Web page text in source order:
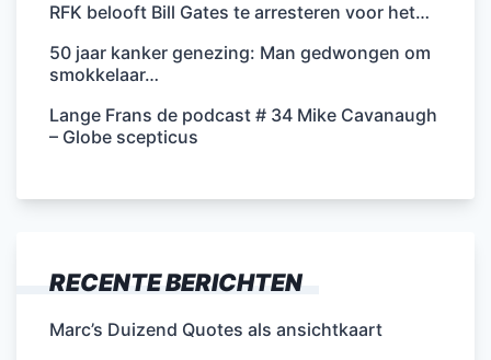
RFK belooft Bill Gates te arresteren voor het…
50 jaar kanker genezing: Man gedwongen om
smokkelaar…
Lange Frans de podcast # 34 Mike Cavanaugh
– Globe scepticus
RECENTE BERICHTEN
Marc’s Duizend Quotes als ansichtkaart